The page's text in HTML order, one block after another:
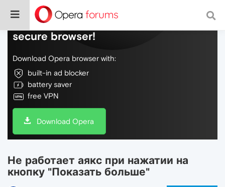
Do more on the web, with a fast and
secure browser!
Download Opera browser with:
built-in ad blocker
battery saver
free VPN
Download Opera
Не работает аякс при нажатии на
кнопку "Показать больше"